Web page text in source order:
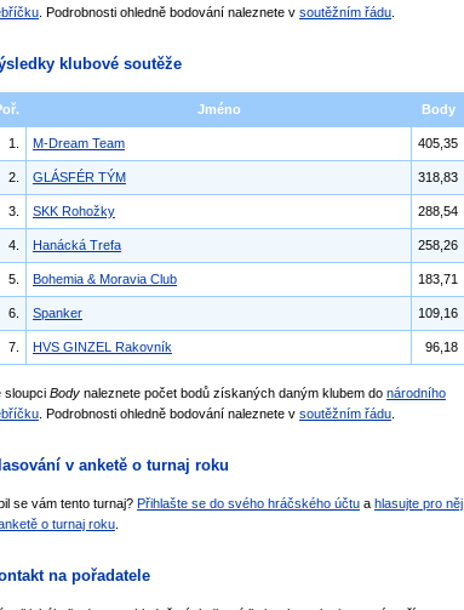
. Podrobnosti ohledně bodování naleznete v soutěžním řádu
klubové soutěže
Jméno Body
1. M-Dream Team 405,35
2. GLÁSFÉR TÝM 318,83
3. SKK Rohožky 288,54
4. Hanácká Trefa 258,26
5. Bohemia & Moravia Club 183,71
6. Spanker 109,16
7. HVS GINZEL Rakovník 96,18
sloupci Body naleznete počet bodů získaných daným klubem do národního
. Podrobnosti ohledně bodování naleznete v soutěžním řádu
v anketě o turnaj roku
se vám tento turnaj? Přihlašte se do svého hráčského účtu a hlasujte pro něj
o turnaj roku
na pořadatele